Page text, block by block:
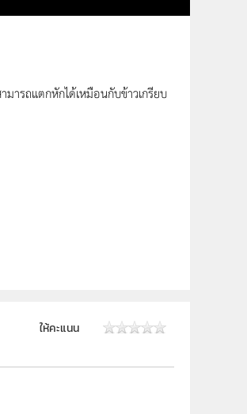
มารถแตกหักได้เหมือนกับข้าวเกรียบ
ให้คะแนน